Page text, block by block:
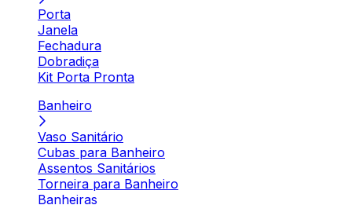
Porta
Janela
Fechadura
Dobradiça
Kit Porta Pronta
Banheiro
Vaso Sanitário
Cubas para Banheiro
Assentos Sanitários
Torneira para Banheiro
Banheiras